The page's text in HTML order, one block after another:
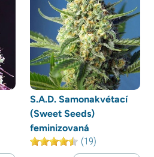
S.A.D. Samonakvétací
(Sweet Seeds)
feminizovaná
(19)